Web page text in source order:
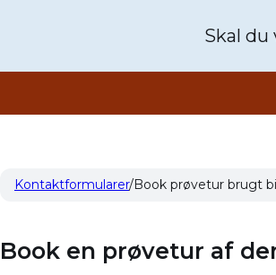
Skal du
Kontaktformularer Book prøvetur brugt
Book en prøvetur af